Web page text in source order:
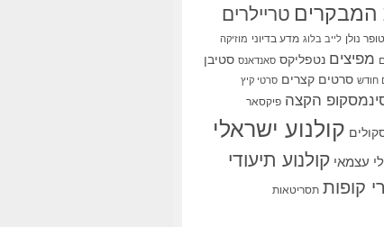
טריילרים
נולן לייב בלוג מדע בדיוני מוזיקה
מפיצים נטפליקס סאנדאנס סטיבן
חודש סרטים קצרים סרטי קיץ
הקצה פיקסאר
קולנוע ישראלי
עצמאי קולנוע תיעודי
קופות תסריטאות